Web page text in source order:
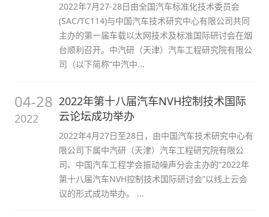
2022年7月27-28日由全国汽车标准化技术委员会
(SAC/TC114)与中国汽车技术研究中心有限公司共同
主办的第一届车载以太网技术及标准国际研讨会在烟
台顺利召开。中汽研（天津）汽车工程研究院有限公
司（以下简称“中汽中...
04-28
2022
2022年第十八届汽车NVH控制技术国际
云论坛成功举办
2022年4月27日至28日，由中国汽车技术研究中心有
限公司下属中汽研（天津）汽车工程研究院有限公
司、中国汽车工程学会振动噪声分会主办的“2022年
第十八届汽车NVH控制技术国际研讨会”以线上云会
议的形式成功举办。 ...